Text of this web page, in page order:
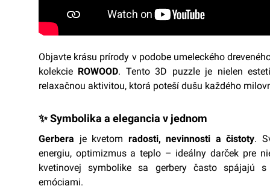
Objavte krásu prírody v podobe umeleckého
kolekcie ROWOOD. Tento 3D puzzle je nielen
relaxačnou aktivitou, ktorá poteší dušu každého
✨ Symbolika a elegancia v jednom
Gerbera je kvetom radosti, nevinnosti a čistoty.
energiu, optimizmus a teplo – ideálny darček pre
kvetinovej symbolike sa gerbery často spájajú
emóciami.